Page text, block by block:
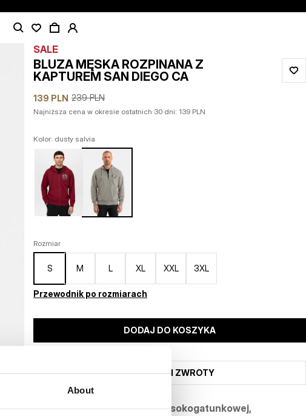
About
SALE
BLUZA MĘSKA ROZPINANA Z
KAPTUREM SAN DIEGO CA
139 PLN 239 PLN
Najniższa cena w okresie ostatnich 30 dni: 139 PLN
Kolor: dusty salvia
Rozmiar
S M L XL XXL 3XL
Przewodnik po rozmiarach
DODAJ DO KOSZYKA
WYSYŁKA I ZWROTY
Bluza o regularnym kroju z wysokogatunkowej,